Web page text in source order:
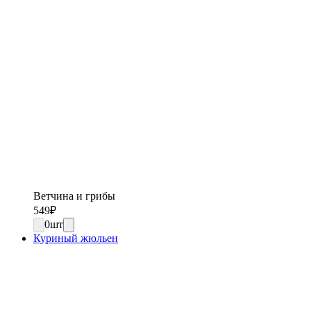
Ветчина и грибы
549₽
0шт
Куриный жюльен